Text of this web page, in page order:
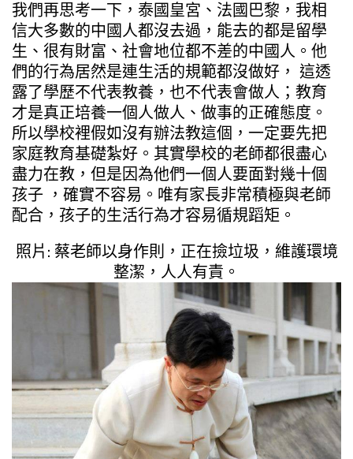
我們再思考一下，泰國皇宮、法國巴黎，我相
信大多數的中國人都沒去過，能去的都是留學
生、很有財富、社會地位都不差的中國人。他
們的行為居然是連生活的規範都沒做好， 這透
露了學歷不代表教養，也不代表會做人；教育
才是真正培養一個人做人、做事的正確態度。
所以學校裡假如沒有辦法教這個，一定要先把
家庭教育基礎紮好。其實學校的老師都很盡心
盡力在教，但是因為他們一個人要面對幾十個
孩子 ，確實不容易。唯有家長非常積極與老師
配合，孩子的生活行為才容易循規蹈矩。
照片: 蔡老師以身作則，正在撿垃圾，維護環境
整潔，人人有責。